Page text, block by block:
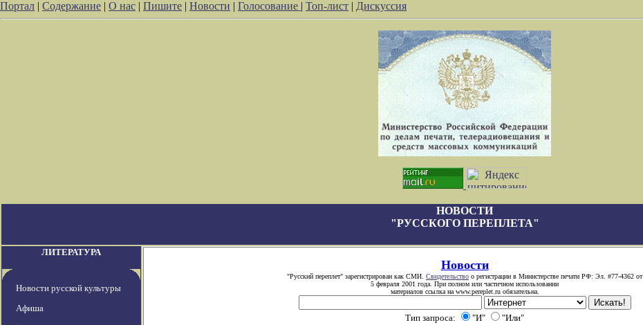
Портал | Содержание | О нас | Пишите | Новости | Голосование | Топ-лист | Дискуссия
НОВОСТИ
"РУССКОГО ПЕРЕПЛЕТА"
ЛИТЕРАТУРА
Новости русской культуры
Афиша
Новости
"Русский переплет" зарегистрирован как СМИ. Свидетельство о регистрации в Министерстве печати РФ: Эл. #77-4362 от
5 февраля 2001 года. При полном или частичном использовании
материалов ссылка на www.pereplet.ru обязательна.
Тип запроса: "И" "Или"